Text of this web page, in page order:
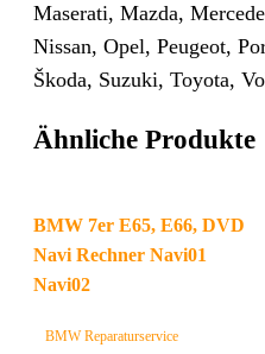
Maserati, Mazda,
Nissan, Opel, Peugeot,
Škoda, Suzuki, Toyota,
Ähnliche Produkte
BMW 7er E65, E66, DVD
Navi Rechner Navi01
Navi02
BMW Reparaturservice